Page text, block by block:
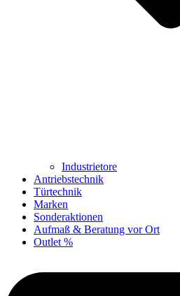
Industrietore
Antriebstechnik
Türtechnik
Marken
Sonderaktionen
Aufmaß & Beratung vor Ort
Outlet %